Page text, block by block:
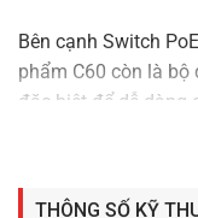
Bên cạnh Switch
phẩm C60 còn là
đặc biệt để dễ dàng
tuân thủ ONVIF,
Giao diện người
THÔNG SỐ KỸ